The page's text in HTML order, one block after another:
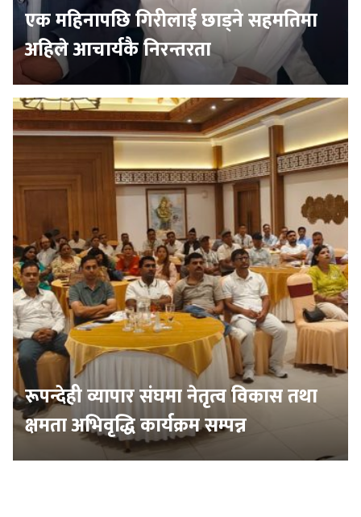
एक महिनापछि गिरीलाई छाड्ने सहमतिमा
अहिले आचार्यकै निरन्तरता
रूपन्देही व्यापार संघमा नेतृत्व विकास तथा
क्षमता अभिवृद्धि कार्यक्रम सम्पन्न